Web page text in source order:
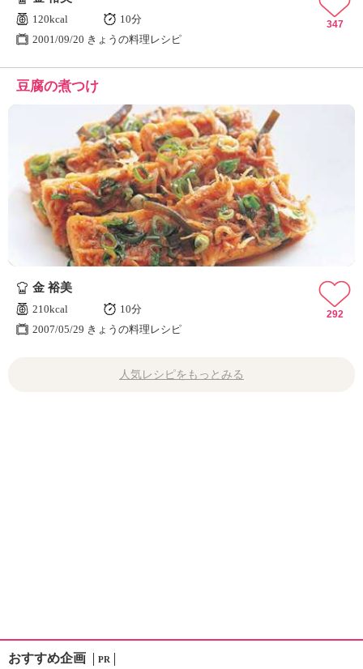
120kcal
10分
2001/09/20 きょうの料理レシピ
347
豆腐の煮つけ
金 裕美
210kcal
10分
2007/05/29 きょうの料理レシピ
292
人気レシピをもっとみる
おすすめ企画 PR